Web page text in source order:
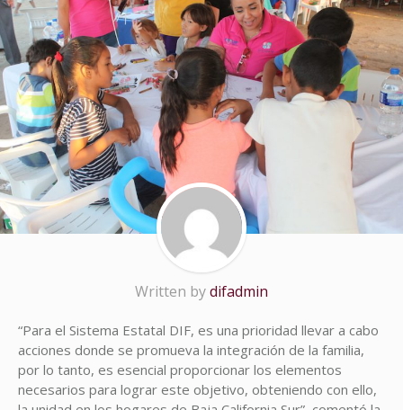
Written bydifadmin
“Para el Sistema Estatal DIF, es una prioridad llevar a cabo
acciones donde se promueva la integración de la familia,
por lo tanto, es esencial proporcionar los elementos
necesarios para lograr este objetivo, obteniendo con ello,